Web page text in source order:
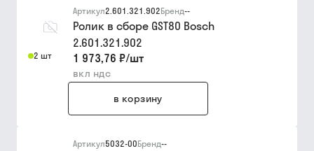
2 шт
Артикул2.601.321.902Бренд--
Ролик в сборе GST80 Bosch
2.601.321.902
1 973,76 ₽/шт
вкл ндс
в корзину
Артикул5032-00Бренд--